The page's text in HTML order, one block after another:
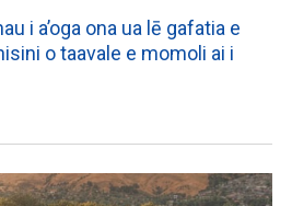
i a’oga ona ua lē gafatia e
o taavale e momoli ai i